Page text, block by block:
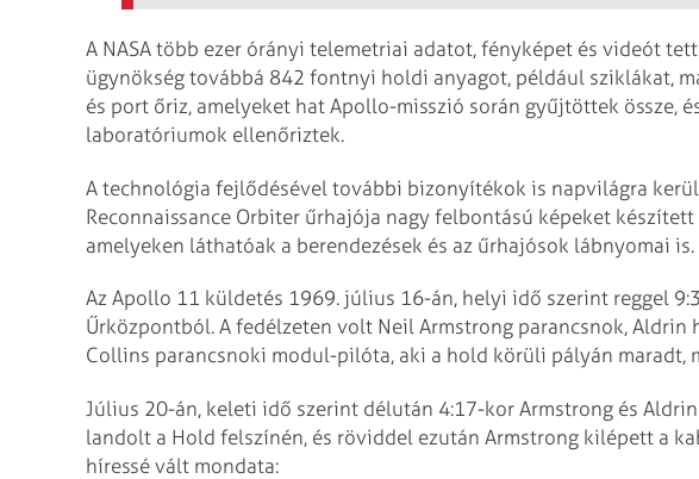
A NASA több ezer órányi telemetriai adatot, fényképet és videót
ügynökség továbbá 842 fontnyi holdi anyagot, például sziklákat,
és port őriz, amelyeket hat Apollo-misszió során gyűjtöttek össze,
laboratóriumok ellenőriztek.
A technológia fejlődésével további bizonyítékok is napvilágra
Reconnaissance Orbiter űrhajója nagy felbontású képeket
amelyeken láthatóak a berendezések és az űrhajósok lábnyomai is.
Az Apollo 11 küldetés 1969. július 16-án, helyi idő szerint reggel
Űrközpontból. A fedélzeten volt Neil Armstrong parancsnok,
Collins parancsnoki modul-pilóta, aki a hold körüli pályán maradt,
Július 20-án, keleti idő szerint délután 4:17-kor Armstrong és
landolt a Hold felszínén, és röviddel ezután Armstrong kilépett a
híressé vált mondata: